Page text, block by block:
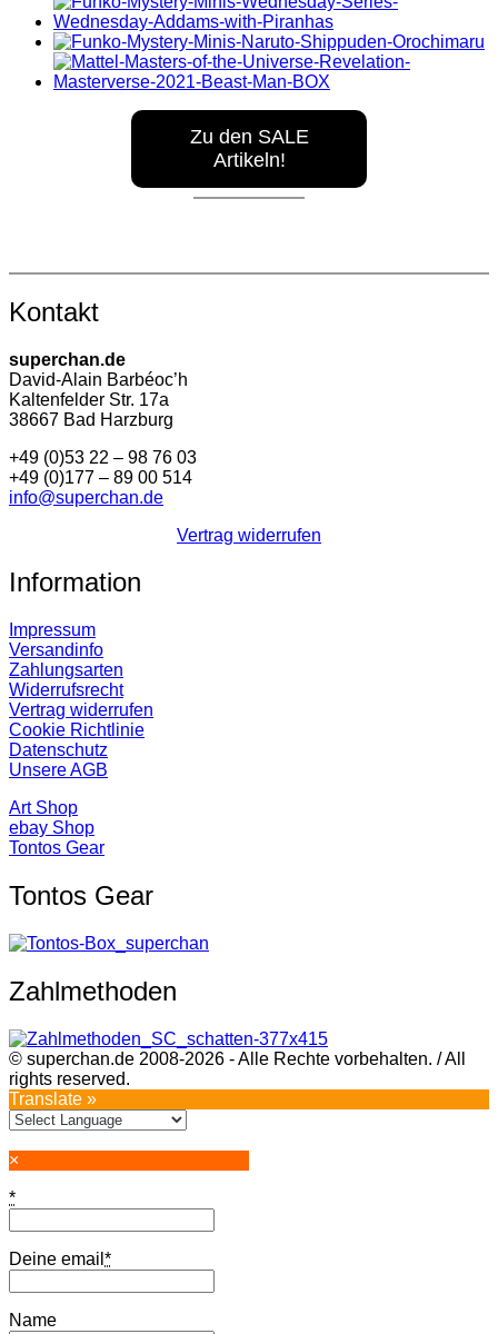
Zu den SALE
Artikeln!
Kontakt
superchan.de
David-Alain Barbéoc’h
Kaltenfelder Str. 17a
38667 Bad Harzburg
+49 (0)53 22 – 98 76 03
+49 (0)177 – 89 00 514
info@superchan.de
Vertrag widerrufen
Information
Impressum
Versandinfo
Zahlungsarten
Widerrufsrecht
Vertrag widerrufen
Cookie Richtlinie
Datenschutz
Unsere AGB
Art Shop
ebay Shop
Tontos Gear
Tontos Gear
Zahlmethoden
© superchan.de 2008-2026 - Alle Rechte vorbehalten. / All
rights reserved.
Translate »
×
*
Deine email *
Name